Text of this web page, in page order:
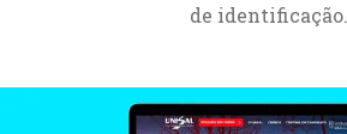
de identificação.